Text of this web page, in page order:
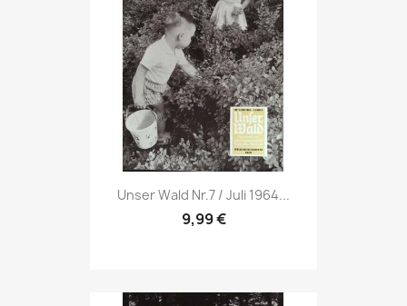
Vorschau
Unser Wald Nr.7 / Juli 1964...
9,99 €